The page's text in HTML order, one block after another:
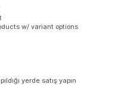
w/ variant options
yerde satış yapın